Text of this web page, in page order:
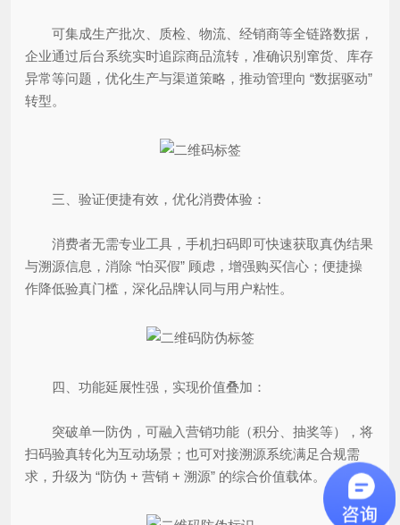
可集成生产批次、质检、物流、经销商等全链路数据，
企业通过后台系统实时追踪商品流转，准确识别窜货、库存
异常等问题，优化生产与渠道策略，推动管理向 “数据驱动”
转型。
三、验证便捷有效，优化消费体验：
消费者无需专业工具，手机扫码即可快速获取真伪结果
与溯源信息，消除 “怕买假” 顾虑，增强购买信心；便捷操
作降低验真门槛，深化品牌认同与用户粘性。
四、功能延展性强，实现价值叠加：
突破单一防伪，可融入营销功能（积分、抽奖等），将
扫码验真转化为互动场景；也可对接溯源系统满足合规需
求，升级为 “防伪 + 营销 + 溯源” 的综合价值载体。